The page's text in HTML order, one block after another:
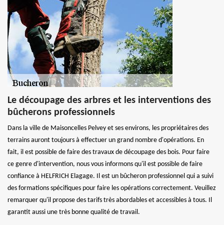
Le découpage des arbres et les interventions des
bûcherons professionnels
Dans la ville de Maisoncelles Pelvey et ses environs, les propriétaires des
terrains auront toujours à effectuer un grand nombre d'opérations. En
fait, il est possible de faire des travaux de découpage des bois. Pour faire
ce genre d'intervention, nous vous informons qu'il est possible de faire
confiance à HELFRICH Elagage. Il est un bûcheron professionnel qui a suivi
des formations spécifiques pour faire les opérations correctement. Veuillez
remarquer qu'il propose des tarifs très abordables et accessibles à tous. Il
garantit aussi une très bonne qualité de travail.